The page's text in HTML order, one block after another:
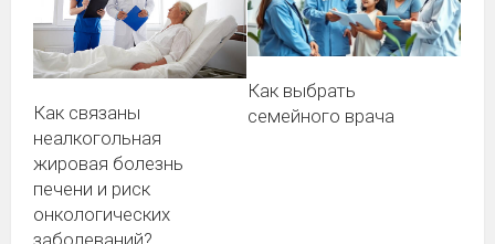
Как связаны
неалкогольная
жировая болезнь
печени и риск
онкологических
заболеваний?
Как выбрать
семейного врача